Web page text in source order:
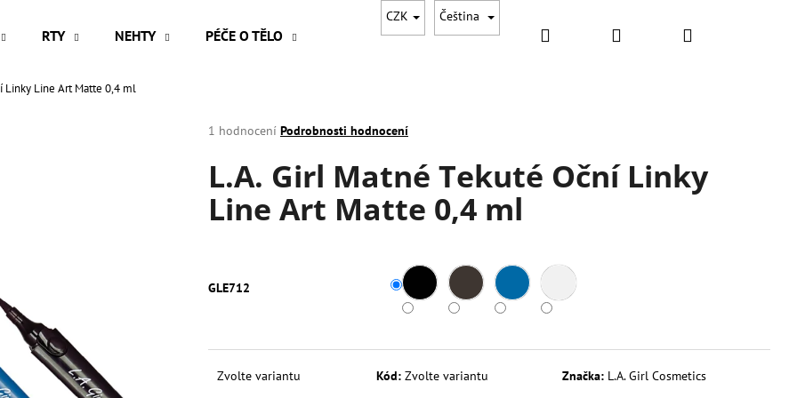
RTY NEHTY PÉČE O TĚLO DOPLŇKY DÁRKOVÉ SADY AKCE
CZK Čeština
Hledat PřihlášeníNákupní
Linky Line Art Matte 0,4 ml
Průměrné
produktu
je
5,0
1 hodnocení Podrobnosti hodnocení
L.A. Girl Matné Tekuté Oční Linky
Line Art Matte 0,4 ml
GLE712
Zvolte variantu Kód: Zvolte variantu Značka: L.A. Girl Cosmetics
Co potřebujete najít?
HLEDAT
Následující